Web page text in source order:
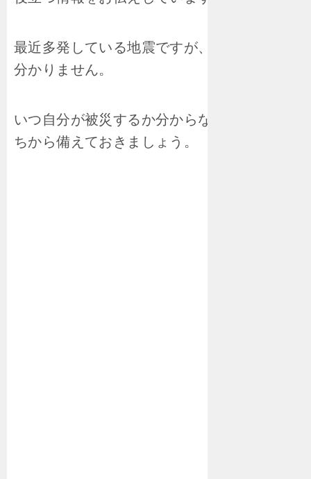
最近多発している地震ですが、いつ起きるか
分かりません。
いつ自分が被災するか分からないので今のう
ちから備えておきましょう。